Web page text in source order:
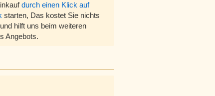
durch einen Klick auf
starten, Das kostet Sie nichts
hilft uns beim weiteren
Angebots.